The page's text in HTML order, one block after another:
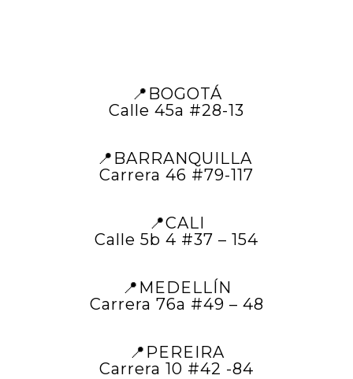
📍BOGOTÁ
Calle 45a #28-13
📍BARRANQUILLA
Carrera 46 #79-117
📍CALI
Calle 5b 4 #37 – 154
📍MEDELLÍN
Carrera 76a #49 – 48
📍PEREIRA
Carrera 10 #42 -84